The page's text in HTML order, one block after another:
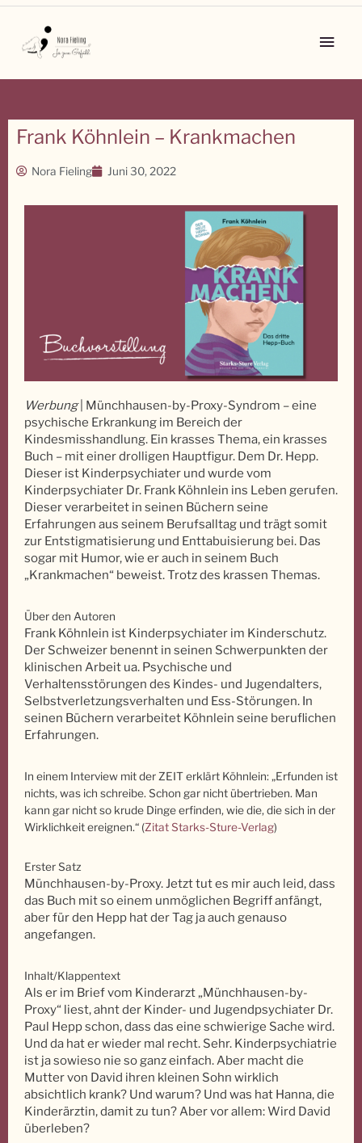
Zum
springen
Main
Frank Köhnlein – Krankmachen
Nora Fieling Juni 30, 2022
Werbung| Münchhausen-by-Proxy-Syndrom – eine
psychische Erkrankung im Bereich der
Kindesmisshandlung. Ein krasses Thema, ein krasses
Buch – mit einer drolligen Hauptfigur. Dem Dr. Hepp.
Dieser ist Kinderpsychiater und wurde vom
Kinderpsychiater Dr. Frank Köhnlein ins Leben gerufen.
Dieser verarbeitet in seinen Büchern seine
Erfahrungen aus seinem Berufsalltag und trägt somit
zur Entstigmatisierung und Enttabuisierung bei. Das
sogar mit Humor, wie er auch in seinem Buch
„Krankmachen“ beweist. Trotz des krassen Themas.
Über den Autoren
Frank Köhnlein ist Kinderpsychiater im Kinderschutz.
Der Schweizer benennt in seinen Schwerpunkten der
klinischen Arbeit ua. Psychische und
Verhaltensstörungen des Kindes- und Jugendalters,
Selbstverletzungsverhalten und Ess-Störungen. In
seinen Büchern verarbeitet Köhnlein seine beruflichen
Erfahrungen.
In einem Interview mit der ZEIT erklärt Köhnlein: „Erfunden ist
nichts, was ich schreibe. Schon gar nicht übertrieben. Man
kann gar nicht so krude Dinge erfinden, wie die, die sich in der
Wirklichkeit ereignen.“ (Zitat Starks-Sture-Verlag)
Erster Satz
Münchhausen-by-Proxy. Jetzt tut es mir auch leid, dass
das Buch mit so einem unmöglichen Begriff anfängt,
aber für den Hepp hat der Tag ja auch genauso
angefangen.
Inhalt/Klappentext
Als er im Brief vom Kinderarzt „Münchhausen-by-
Proxy“ liest, ahnt der Kinder- und Jugendpsychiater Dr.
Paul Hepp schon, dass das eine schwierige Sache wird.
Und da hat er wieder mal recht. Sehr. Kinderpsychiatrie
ist ja sowieso nie so ganz einfach. Aber macht die
Mutter von David ihren kleinen Sohn wirklich
absichtlich krank? Und warum? Und was hat Hanna, die
Kinderärztin, damit zu tun? Aber vor allem: Wird David
überleben?